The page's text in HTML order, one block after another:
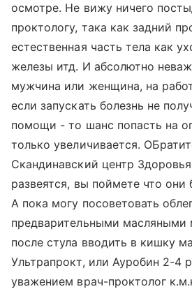
осмотре. Не вижу ничего
проктологу, така как задний
естественная часть тела как
железы итд. И абсолютно
мужчина или женщина, на
если запускать болезнь не
помощи - то шанс попасть на
только увеличивается.
Скандинавский центр
развеятся, вы поймете что
А пока могу посоветовать
предварительными масляными
после стула вводить в кишку
Ультрапрокт, или Ауробин 2-4
уважением врач-проктолог